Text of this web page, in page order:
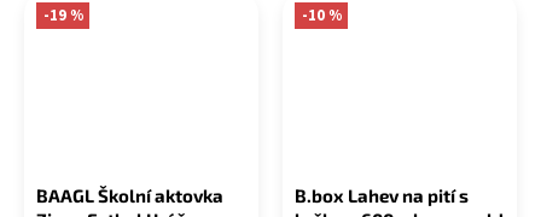
-19 %
BAAGL Školní aktovka
-10 %
B.box Lahev na pití s